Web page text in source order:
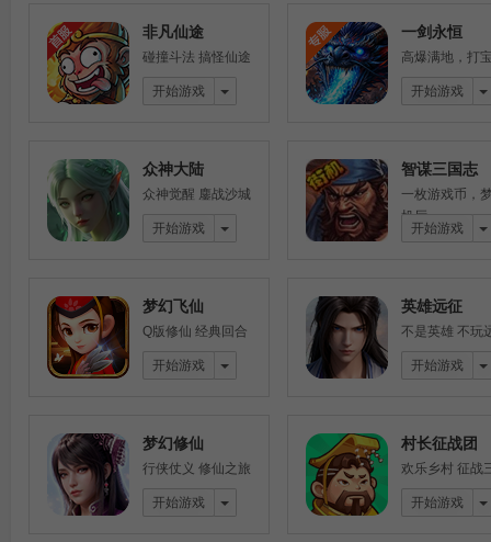
非凡仙途
碰撞斗法 搞怪仙途
开始游戏
一剑永恒
高爆满地，打
开始游戏
众神大陆
众神觉醒 鏖战沙城
开始游戏
智谋三国志
一枚游戏币，
机厅
开始游戏
梦幻飞仙
Q版修仙 经典回合
开始游戏
英雄远征
不是英雄 不玩
开始游戏
梦幻修仙
行侠仗义 修仙之旅
开始游戏
村长征战团
欢乐乡村 征战
开始游戏